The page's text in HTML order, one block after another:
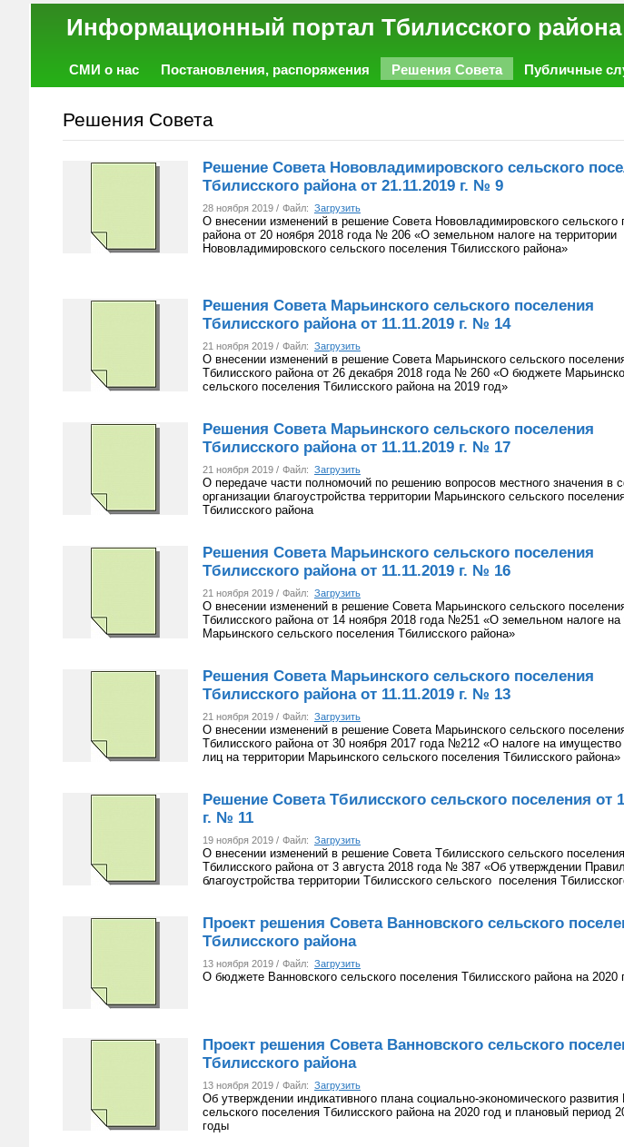
Информационный портал
СМИ о нас Постановления, распоряжения Решения Совета Публичные
Решения Совета
Решение Совета Нововладимировского сельского
Тбилисского района от 21.11.2019 г. № 9
28 ноября 2019 / Файл: Загрузить
О внесении изменений в решение Совета Нововладимировского сельского
района от 20 ноября 2018 года № 206 «О земельном налоге на территории
Нововладимировского сельского поселения Тбилисского района»
Решения Совета Марьинского сельского поселения
Тбилисского района от 11.11.2019 г. № 14
21 ноября 2019 / Файл: Загрузить
О внесении изменений в решение Совета Марьинского сельского
Тбилисского района от 26 декабря 2018 года № 260 «О бюджете
сельского поселения Тбилисского района на 2019 год»
Решения Совета Марьинского сельского поселения
Тбилисского района от 11.11.2019 г. № 17
21 ноября 2019 / Файл: Загрузить
О передаче части полномочий по решению вопросов местного значения в
организации благоустройства территории Марьинского сельского
Тбилисского района
Решения Совета Марьинского сельского поселения
Тбилисского района от 11.11.2019 г. № 16
21 ноября 2019 / Файл: Загрузить
О внесении изменений в решение Совета Марьинского сельского
Тбилисского района от 14 ноября 2018 года №251 «О земельном налоге на
Марьинского сельского поселения Тбилисского района»
Решения Совета Марьинского сельского поселения
Тбилисского района от 11.11.2019 г. № 13
21 ноября 2019 / Файл: Загрузить
О внесении изменений в решение Совета Марьинского сельского
Тбилисского района от 30 ноября 2017 года №212 «О налоге на
лиц на территории Марьинского сельского поселения Тбилисского района»
Решение Совета Тбилисского сельского поселения от
г. № 11
19 ноября 2019 / Файл: Загрузить
О внесении изменений в решение Совета Тбилисского сельского поселения
Тбилисского района от 3 августа 2018 года № 387 «Об утверждении Правил
благоустройства территории Тбилисского сельского поселения
Проект решения Совета Ванновского сельского
Тбилисского района
13 ноября 2019 / Файл: Загрузить
О бюджете Ванновского сельского поселения Тбилисского района на 2020
Проект решения Совета Ванновского сельского
Тбилисского района
13 ноября 2019 / Файл: Загрузить
Об утверждении индикативного плана социально-экономического развития
сельского поселения Тбилисского района на 2020 год и плановый период
годы